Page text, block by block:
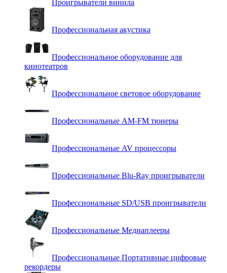
Проигрыватели винила
Профессиональная акустика
Профессиональное оборудование для
кинотеатров
Профессиональное световое оборудование
Профессиональные AM-FM тюнеры
Профессиональные AV процессоры
Профессиональные Blu-Ray проигрыватели
Профессиональные SD/USB проигрыватели
Профессиональные Медиаплееры
Профессиональные Портативные цифровые
рекордеры